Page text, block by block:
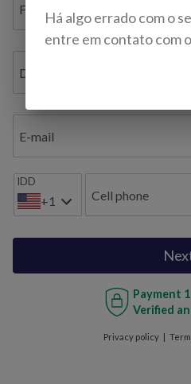
Full name
Document ID / VAT / TAX ID /
E-mail
IDD
+1 Cell phone
Payment
Verified
Privacy policy
Há algo errado com o
entre em contato com